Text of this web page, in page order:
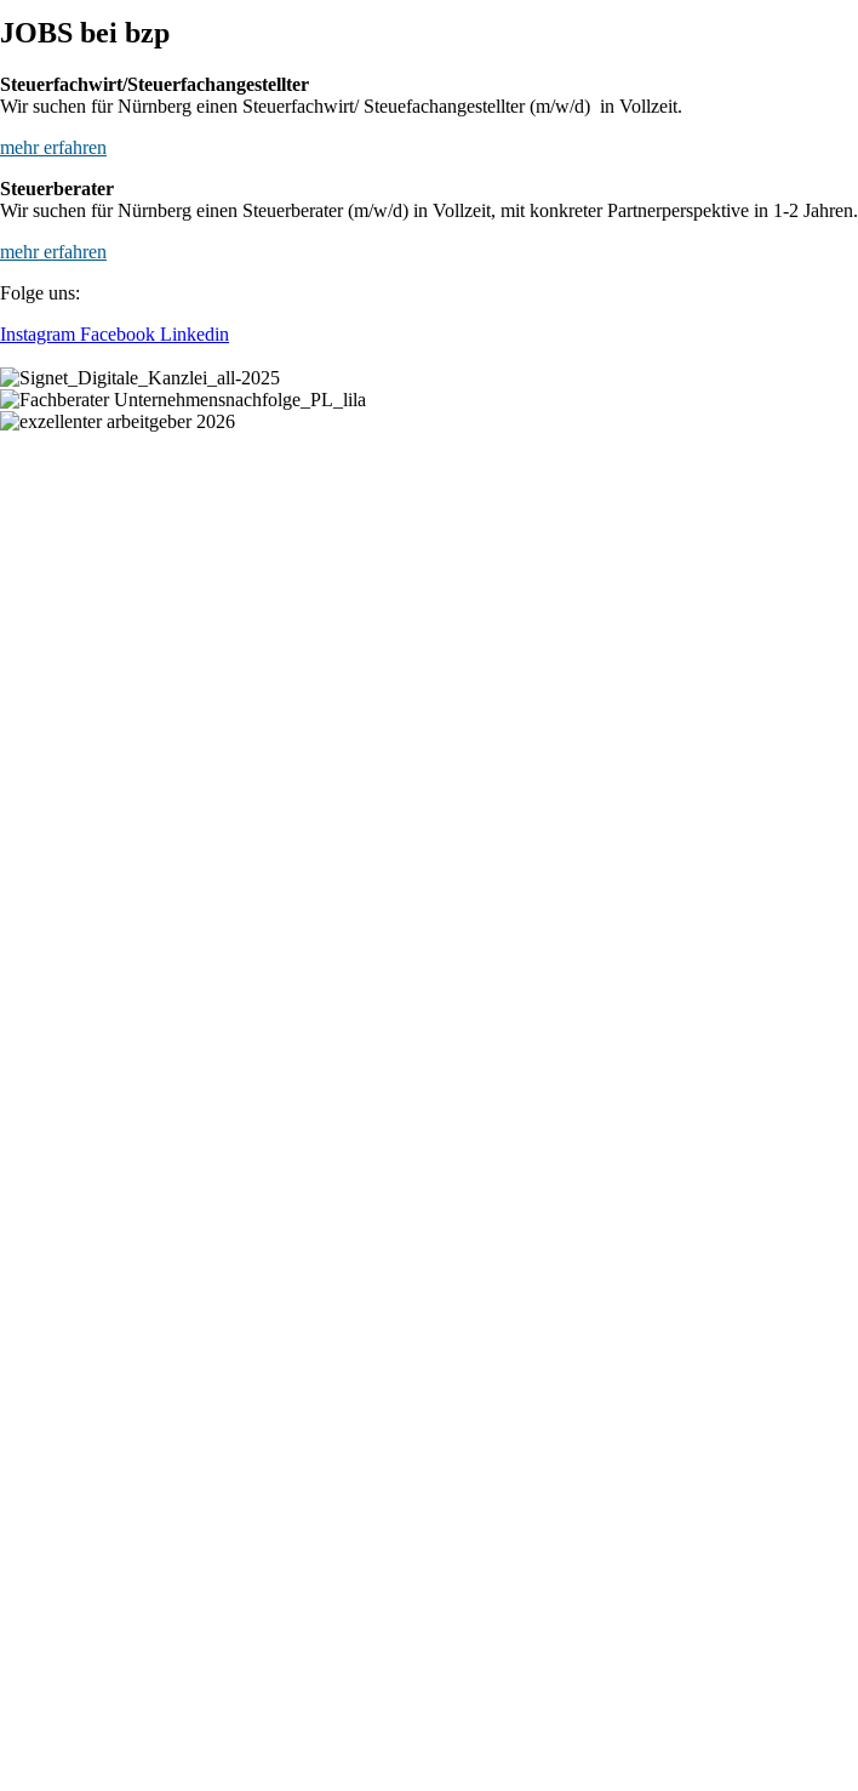
JOBS bei bzp
Steuerfachwirt/Steuerfachangestellter
Wir suchen für Nürnberg einen Steuerfachwirt/ Steuefachangestellter (m/w/d) in Vollzeit.
mehr erfahren
Steuerberater
Wir suchen für Nürnberg einen Steuerberater (m/w/d) in Vollzeit, mit konkreter Partnerperspektive in 1-2 Jahren.
mehr erfahren
Folge uns:
Instagram Facebook Linkedin